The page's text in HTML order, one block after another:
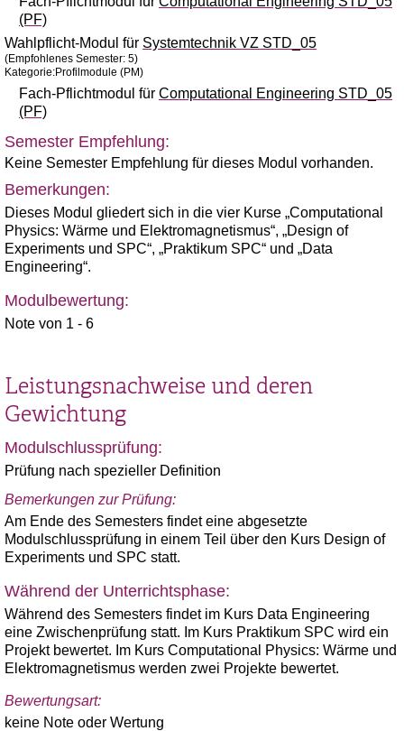
(PF)
Wahlpflicht-Modul für Systemtechnik VZ STD_05
(Empfohlenes Semester: 5)
Kategorie:Profilmodule (PM)
Fach-Pflichtmodul für Computational Engineering STD_05
(PF)
Semester Empfehlung:
Keine Semester Empfehlung für dieses Modul vorhanden.
Bemerkungen:
Dieses Modul gliedert sich in die vier Kurse „Computational
Physics: Wärme und Elektromagnetismus“, „Design of
Experiments und SPC“, „Praktikum SPC“ und „Data
Engineering“.
Modulbewertung:
Note von 1 - 6
Leistungsnachweise und deren
Gewichtung
Modulschlussprüfung:
Prüfung nach spezieller Definition
Bemerkungen zur Prüfung:
Am Ende des Semesters findet eine abgesetzte
Modulschlussprüfung in einem Teil über den Kurs Design of
Experiments und SPC statt.
Während der Unterrichtsphase:
Während des Semesters findet im Kurs Data Engineering
eine Zwischenprüfung statt. Im Kurs Praktikum SPC wird ein
Projekt bewertet. Im Kurs Computational Physics: Wärme und
Elektromagnetismus werden zwei Projekte bewertet.
Bewertungsart:
keine Note oder Wertung